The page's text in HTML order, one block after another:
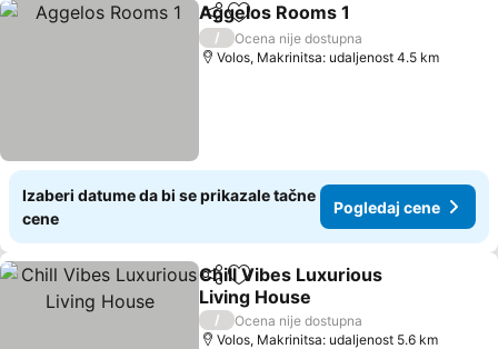
Deli Dodati u favorite
Aggelos Rooms 1
/
Ocena nije dostupna
Volos, Makrinitsa: udaljenost 4.5 km
Izaberi datume da bi se prikazale tačne
cene
Pogledaj cene
Deli Dodati u favorite
Chill Vibes Luxurious
Living House
Pogledaj cene
/
Ocena nije dostupna
Volos, Makrinitsa: udaljenost 5.6 km